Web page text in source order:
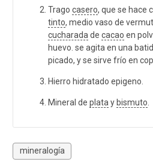
Trago casero, que se hace
tinto, medio vaso de
cucharada de cacao en
huevo. se agita en una
picado, y se sirve frío en
Hierro hidratado epigeno.
Mineral de plata y bismuto
mineralogía